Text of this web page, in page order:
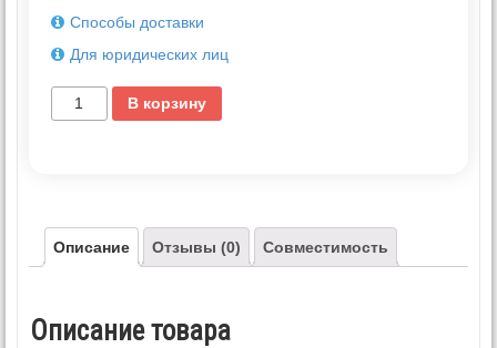
Способы доставки
Для юридических лиц
В корзину
Описание Отзывы (0) Совместимость
Описание товара